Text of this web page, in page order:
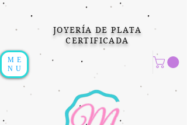
JOYERÍA DE PLATA
CERTIFICADA
ME
NU